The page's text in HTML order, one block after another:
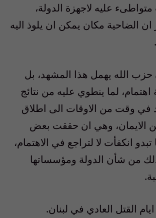
عليه لاجهزة الدولة،
ان الضاحية مكان يمكن ان يلوذ اليه
حزب الله يهمل هذا المشهد، بل
لما ينطوي عليه من نتائج
في وقت من الاوقات الى اطلاق
الايمان، وهي ان حققت بعض
تبدو انكفأت لا لتراجع في الاهتمام،
من شأن الدولة ومؤسساتها
القتل العادي في لبنان.